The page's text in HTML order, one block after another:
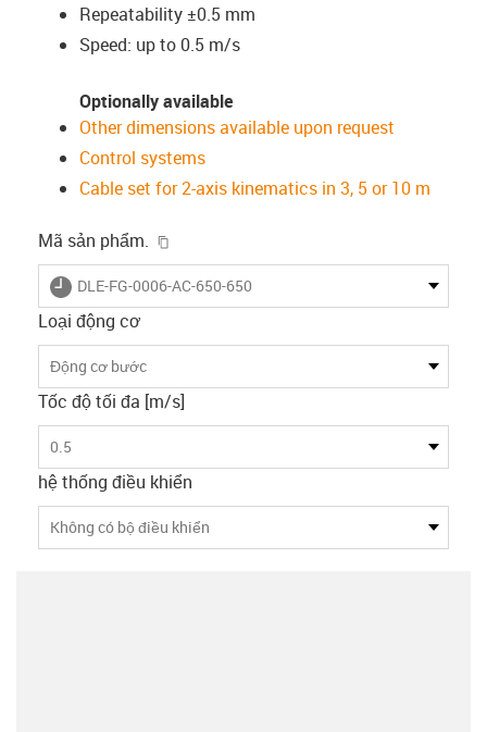
Repeatability ±0.5 mm
Speed: up to 0.5 m/s
Optionally available
Other dimensions available upon request
Control systems
Cable set for 2-axis kinematics in 3, 5 or 10 m
Mã sản phẩm.
igus-icon-lieferzeit
DLE-FG-0006-AC-650-650
Loại động cơ
Động cơ bước
Tốc độ tối đa [m/s]
0.5
hệ thống điều khiển
Không có bộ điều khiển